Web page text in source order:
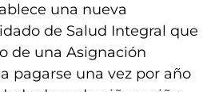
una nueva
de Salud Integral que
de una Asignación
pagarse una vez por año